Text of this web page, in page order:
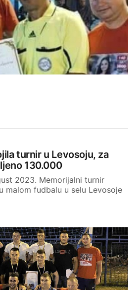
turnir u Levosoju, za
130.000
2023. Memorijalni turnir
malom fudbalu u selu Levosoje